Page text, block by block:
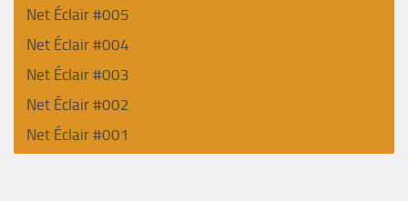
Net Éclair #005
Net Éclair #004
Net Éclair #003
Net Éclair #002
Net Éclair #001